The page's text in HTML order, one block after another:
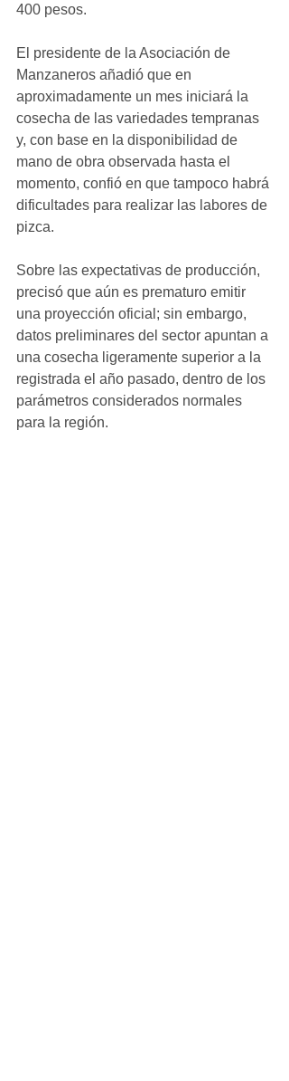
400 pesos.
El presidente de la Asociación de
Manzaneros añadió que en
aproximadamente un mes iniciará la
cosecha de las variedades tempranas
y, con base en la disponibilidad de
mano de obra observada hasta el
momento, confió en que tampoco habrá
dificultades para realizar las labores de
pizca.
Sobre las expectativas de producción,
precisó que aún es prematuro emitir
una proyección oficial; sin embargo,
datos preliminares del sector apuntan a
una cosecha ligeramente superior a la
registrada el año pasado, dentro de los
parámetros considerados normales
para la región.